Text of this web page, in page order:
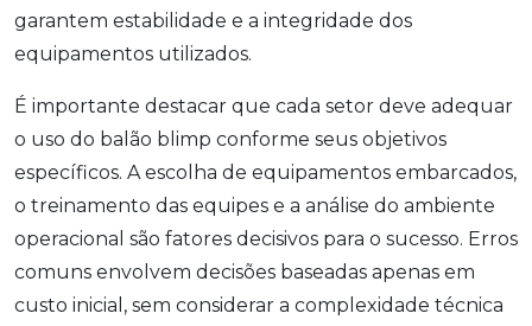
garantem estabilidade e a integridade dos
equipamentos utilizados.
É importante destacar que cada setor deve adequar
o uso do balão blimp conforme seus objetivos
específicos. A escolha de equipamentos embarcados,
o treinamento das equipes e a análise do ambiente
operacional são fatores decisivos para o sucesso. Erros
comuns envolvem decisões baseadas apenas em
custo inicial, sem considerar a complexidade técnica